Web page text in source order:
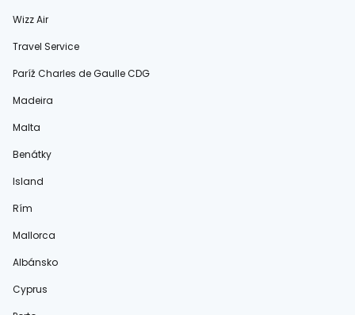
Wizz Air
Travel Service
Paríž Charles de Gaulle CDG
Madeira
Malta
Benátky
Island
Rím
Mallorca
Albánsko
Cyprus